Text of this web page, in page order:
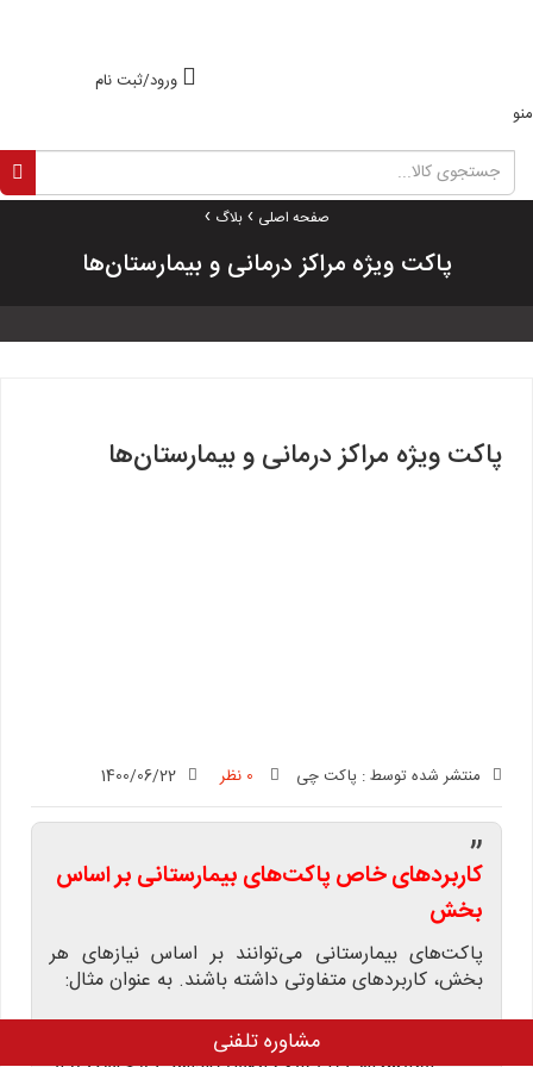
منو
ورود/ثبت نام
صفحه اصلی › بلاگ ›
پاکت ویژه مراکز درمانی و بیمارستان‌ها
پاکت ویژه مراکز درمانی و بیمارستان‌ها
منتشر شده توسط : پاکت چی 0 نظر 1400/06/22
”
کاربردهای خاص پاکت‌های بیمارستانی بر اساس
بخش
پاکت‌های بیمارستانی می‌توانند بر اساس نیازهای هر
بخش، کاربردهای متفاوتی داشته باشند. به عنوان مثال:
برای نگهداری و ارسال نمونه‌های
مشاوره تلفنی